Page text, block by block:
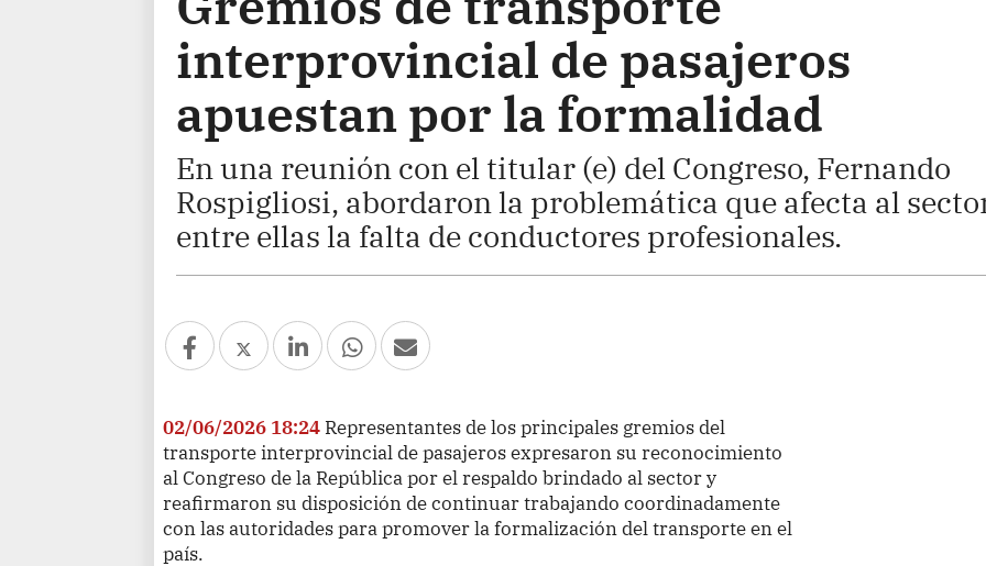
interprovincial de pasajeros
apuestan por la formalidad
En una reunión con el titular (e) del Congreso, Fernando
Rospigliosi, abordaron la problemática que afecta al
entre ellas la falta de conductores profesionales.
02/06/2026 18:24 Representantes de los principales gremios del
transporte interprovincial de pasajeros expresaron su reconocimiento
al Congreso de la República por el respaldo brindado al sector y
reafirmaron su disposición de continuar trabajando coordinadamente
con las autoridades para promover la formalización del transporte en el
país.